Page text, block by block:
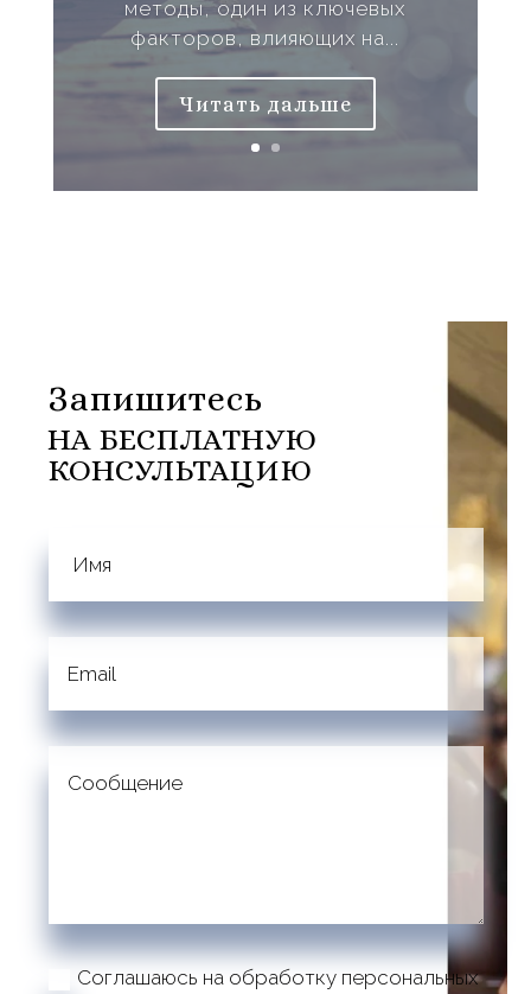
методы, один из ключевых
факторов, влияющих на...
Читать дальше
Запишитесь
НА БЕСПЛАТНУЮ
КОНСУЛЬТАЦИЮ
Соглашаюсь на обработку персональных